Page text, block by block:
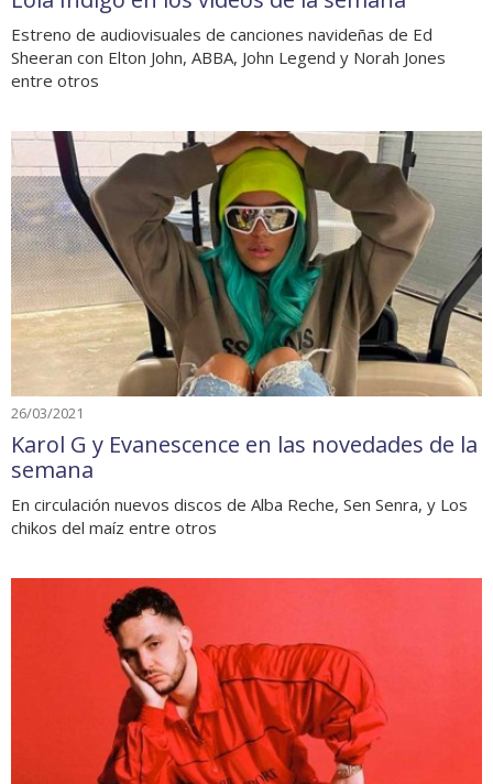
Estreno de audiovisuales de canciones navideñas de Ed
Sheeran con Elton John, ABBA, John Legend y Norah Jones
entre otros
26/03/2021
Karol G y Evanescence en las novedades de la
semana
En circulación nuevos discos de Alba Reche, Sen Senra, y Los
chikos del maíz entre otros